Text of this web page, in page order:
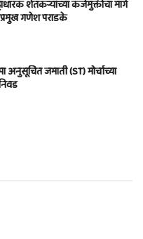
शेतकऱ्यांच्या कर्जमुक्तीचा मार्ग
गणेश पराडके
अनुसूचित जमाती (ST) मोर्चाच्या